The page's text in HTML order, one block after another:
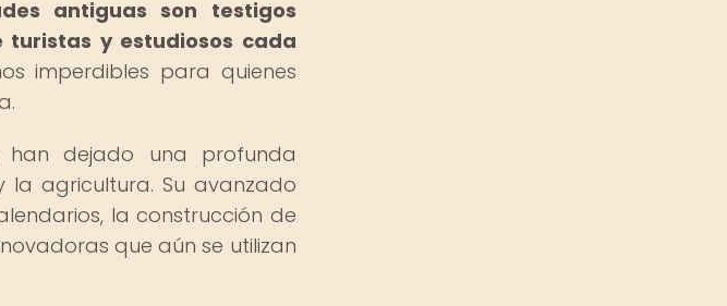
antiguas son testigos
y estudiosos cada
imperdibles para quienes
han dejado una profunda
agricultura. Su avanzado
la construcción de
que aún se utilizan